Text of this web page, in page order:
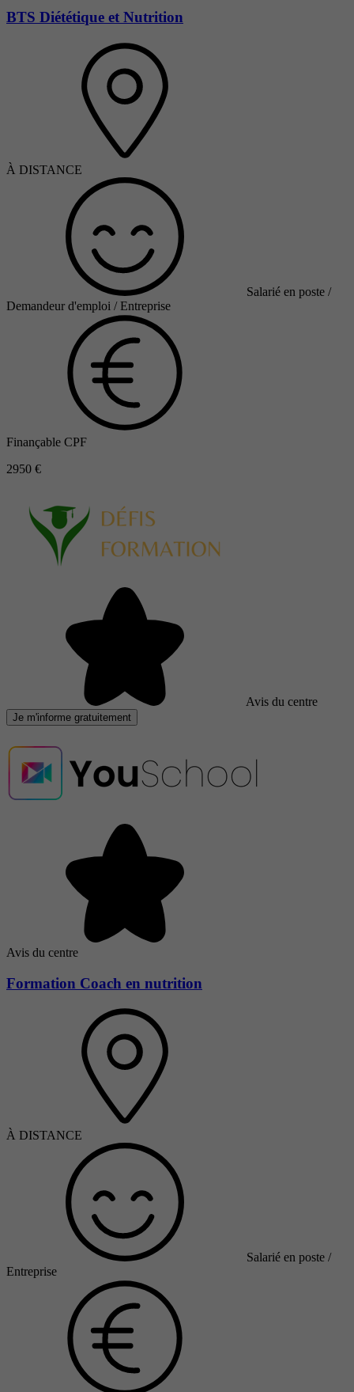
BTS Diététique et Nutrition
À DISTANCE
Salarié en poste /
Demandeur d'emploi / Entreprise
Finançable CPF
2950 €
Avis du centre
Je m'informe gratuitement
Avis du centre
Formation Coach en nutrition
À DISTANCE
Salarié en poste /
Entreprise